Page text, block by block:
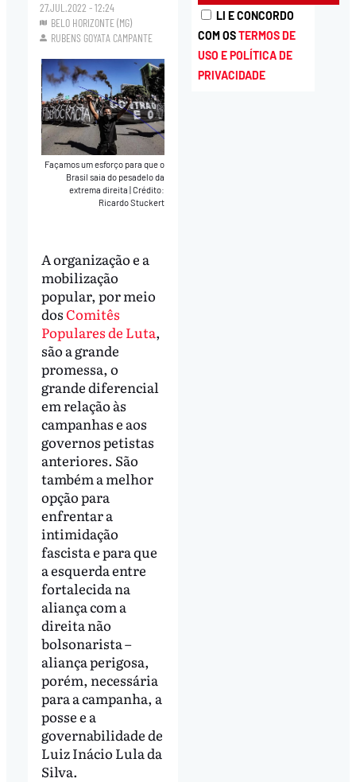
27.JUL.2022 - 12:24
BELO HORIZONTE (MG)
RUBENS GOYATA CAMPANTE
Façamos um esforço para que o
Brasil saia do pesadelo da
extrema direita Crédito:
Ricardo Stuckert
A organização e a
mobilização
popular, por meio
dosComitês
Populares de Luta,
são a grande
promessa, o
grande diferencial
em relação às
campanhas e aos
governos petistas
anteriores. São
também a melhor
opção para
enfrentar a
intimidação
fascista e para que
a esquerda entre
fortalecida na
aliança com a
direita não
bolsonarista –
aliança perigosa,
porém, necessária
para a campanha, a
posse e a
governabilidade de
Luiz Inácio Lula da
Silva.
LI E CONCORDO
COM OSTERMOS DE
USO E POLÍTICA DE
PRIVACIDADE